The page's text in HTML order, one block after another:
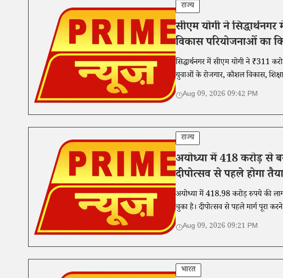
राज्य
सीएम योगी ने
विकास परियोजनाओं का
सिद्धार्थनगर में सीएम योगी ने ₹311
युवाओं के रोजगार, कौशल विकास,
Aug 09, 2026 09:42 PM
राज्य
अयोध्या में 418 करोड़ से
दीपोत्सव से पहले होगा
अयोध्या में 418.98 करोड़ रुपये की
चुका है। दीपोत्सव से पहले मार्ग पूरा
Aug 09, 2026 09:21 PM
भारत